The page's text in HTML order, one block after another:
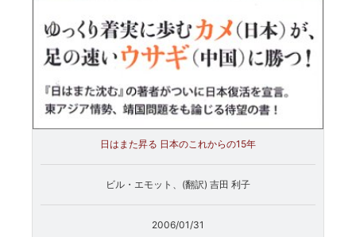
日はまた昇る 日本のこれからの15年
ビル・エモット、(翻訳) 吉田 利子
2006/01/31